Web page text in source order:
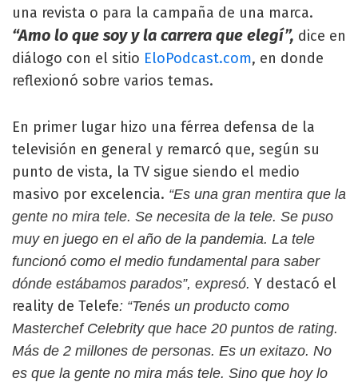
una revista o para la campaña de una marca.
“Amo lo que soy y la carrera que elegí”, dice en
diálogo con el sitio EloPodcast.com, en donde
reflexionó sobre varios temas.
En primer lugar hizo una férrea defensa de la
televisión en general y remarcó que, según su
punto de vista, la TV sigue siendo el medio
masivo por excelencia. “Es una gran mentira que la
gente no mira tele. Se necesita de la tele. Se puso
muy en juego en el año de la pandemia. La tele
funcionó como el medio fundamental para saber
dónde estábamos parados”, expresó. Y destacó el
reality de Telefe: “Tenés un producto como
Masterchef Celebrity que hace 20 puntos de rating.
Más de 2 millones de personas. Es un exitazo. No
es que la gente no mira más tele. Sino que hoy lo